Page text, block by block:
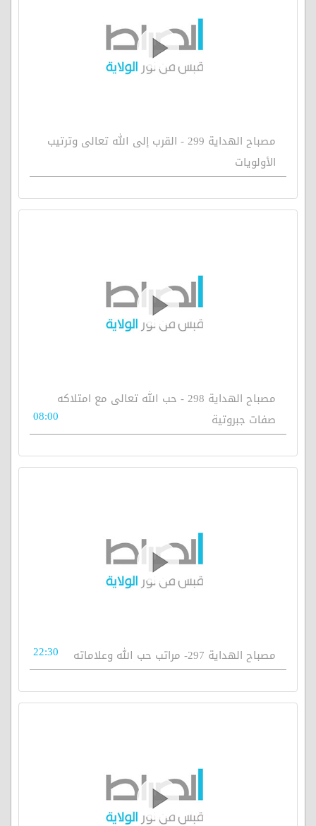
مصباح الهداية 299 - القرب إلى الله تعالى وترتيب
الأولويات
مصباح الهداية 298 - حب الله تعالى مع امتلاكه
صفات جبروتية
08:00
مصباح الهداية 297- مراتب حب الله وعلاماته 22:30